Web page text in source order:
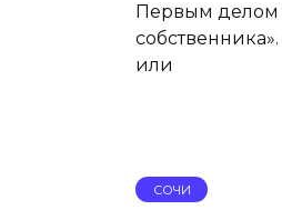
Первым делом
или
СОЧИ